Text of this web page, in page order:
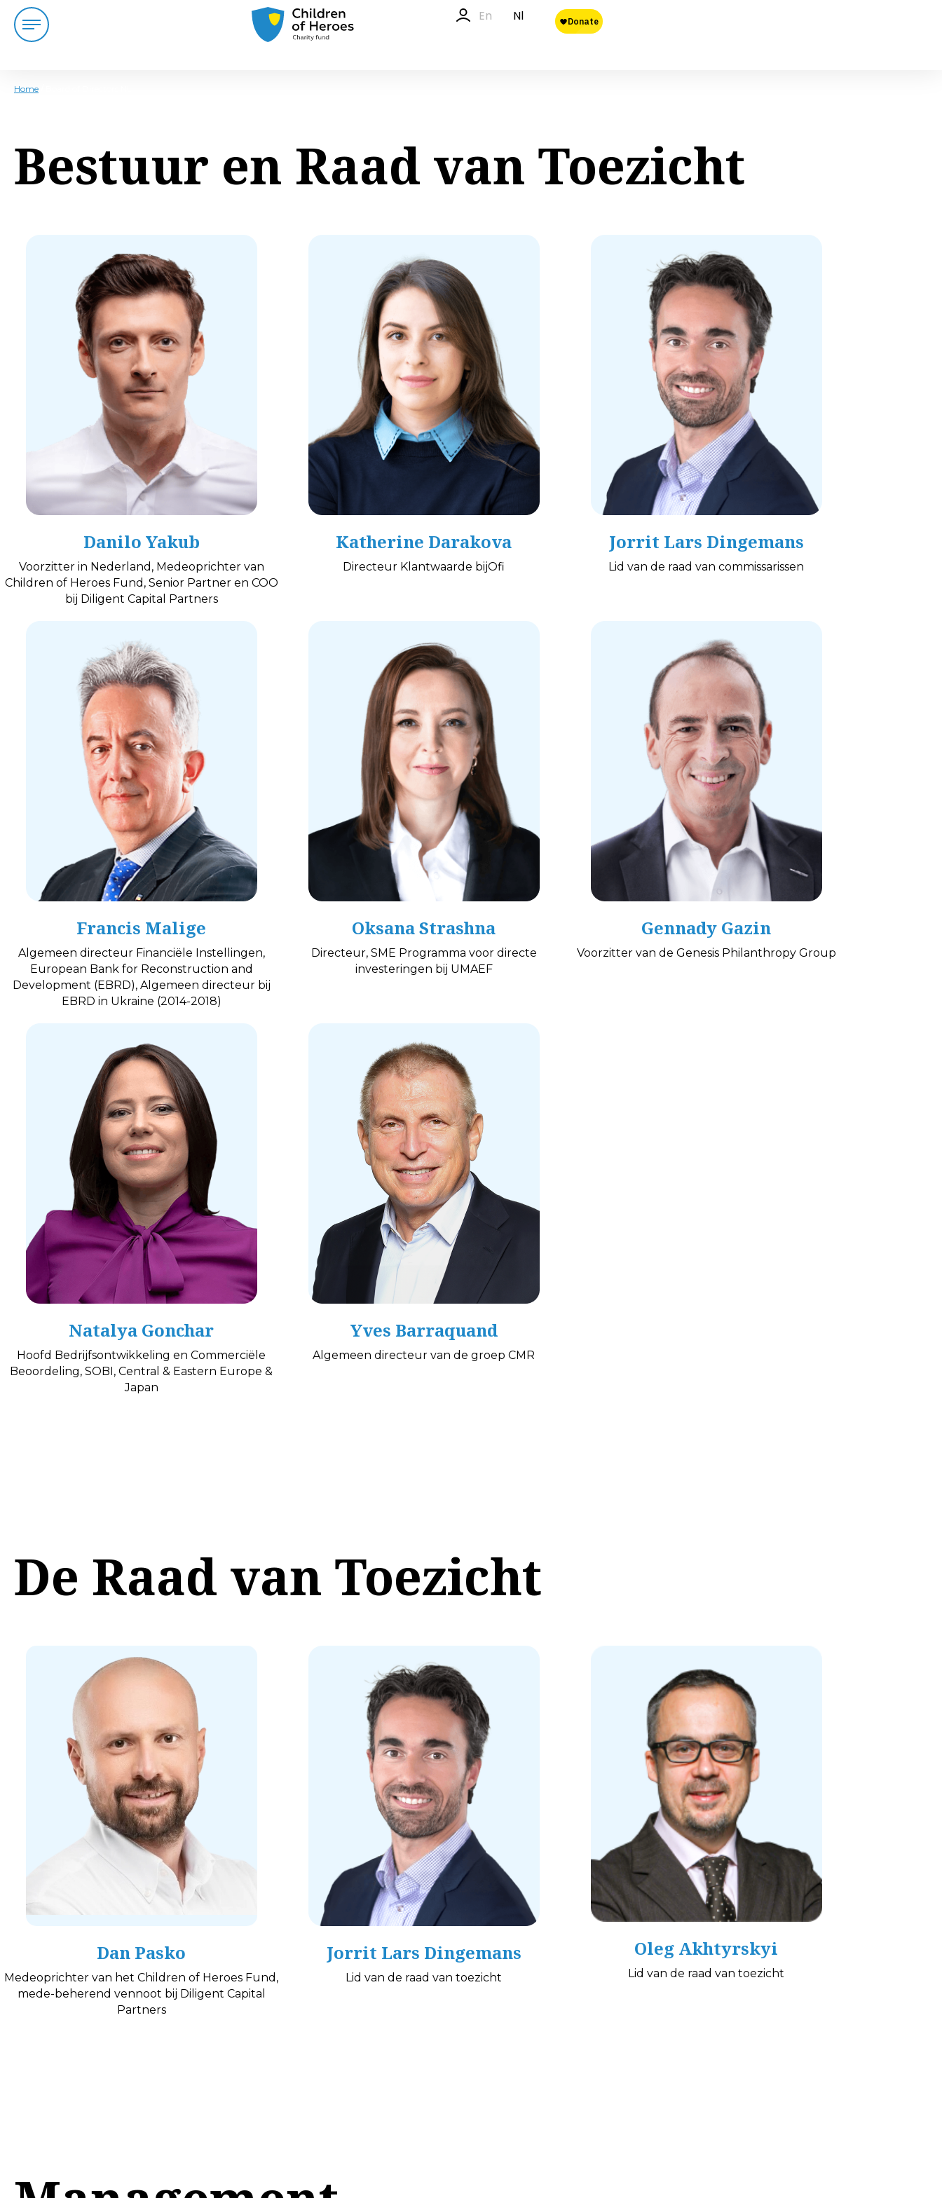
En Nl
Home
Bestuur en Raad van Toezicht
Danilo Yakub
Voorzitter in Nederland, Medeoprichter van
Children of Heroes Fund, Senior Partner en COO
bij Diligent Capital Partners
Katherine Darakova
Directeur Klantwaarde bijOfi
Jorrit Lars Dingemans
Lid van de raad van commissarissen
Francis Malige
Algemeen directeur Financiële Instellingen,
European Bank for Reconstruction and
Development (EBRD), Algemeen directeur bij
EBRD in Ukraine (2014-2018)
Oksana Strashna
Directeur, SME Programma voor directe
investeringen bij UMAEF
Gennady Gazin
Voorzitter van de Genesis Philanthropy Group
Natalya Gonchar
Hoofd Bedrijfsontwikkeling en Commerciële
Beoordeling, SOBI, Central & Eastern Europe &
Japan
Yves Barraquand
Algemeen directeur van de groep CMR
De Raad van Toezicht
Dan Pasko
Medeoprichter van het Children of Heroes Fund,
mede-beherend vennoot bij Diligent Capital
Partners
Jorrit Lars Dingemans
Lid van de raad van toezicht
Oleg Akhtyrskyi
Lid van de raad van toezicht